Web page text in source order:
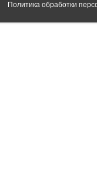
Политика обработки